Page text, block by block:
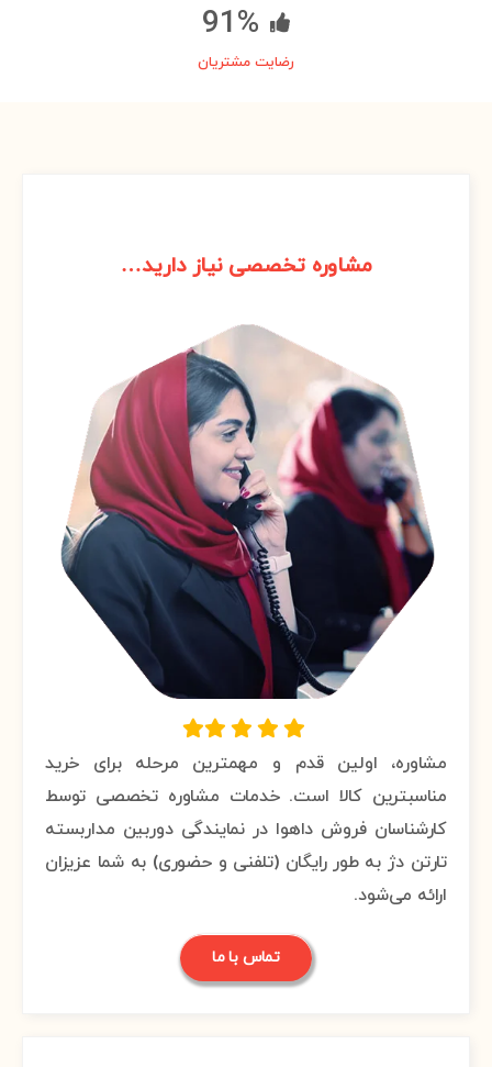
91%
رضایت مشتریان
مشاوره تخصصی نیاز دارید…
مشاوره، اولین قدم و مهمترین مرحله برای خرید
مناسبترین کالا است. خدمات مشاوره تخصصی توسط
کارشناسان فروش داهوا در نمایندگی دوربین مداربسته
تارتن دژ به طور رایگان (تلفنی و حضوری) به شما عزیزان
ارائه می‌شود.
تماس با ما